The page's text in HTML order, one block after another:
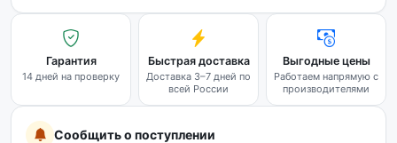
Гарантия
14 дней на проверку
Быстрая доставка
Доставка 3–7 дней по
всей России
Выгодные цены
Работаем напрямую с
производителями
Сообщить о поступлении